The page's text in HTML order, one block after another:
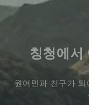
칭청에서
원어민과 친구가